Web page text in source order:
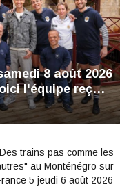
8 août 2026
l'équipe reç…
trains pas comme les
au Monténégro sur
5 jeudi 6 août 2026